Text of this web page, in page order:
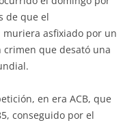
de que el
muriera asfixiado por un
que desató una
en era ACB, que
conseguido por el